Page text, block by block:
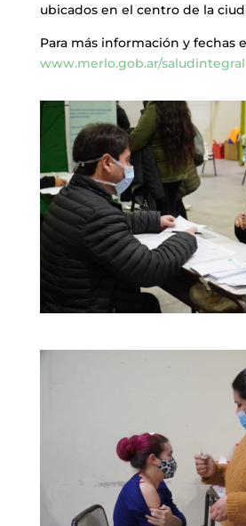
ubicados en el centro de la
Para más información y fechas
www.merlo.gob.ar/